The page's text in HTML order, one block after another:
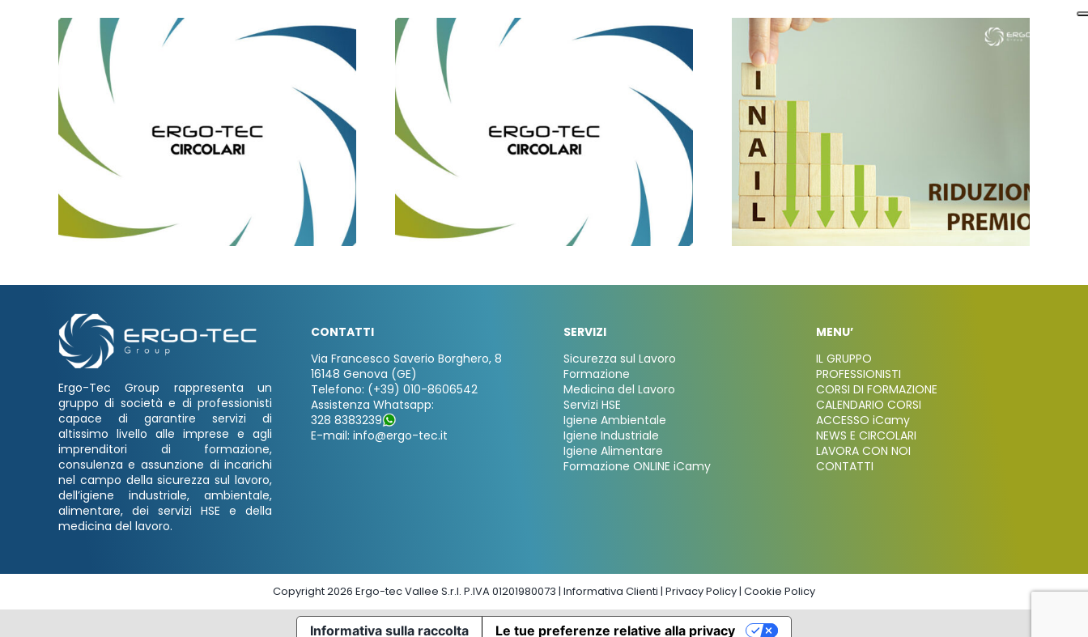
Ergo-Tec Group rappresenta un
gruppo di società e di professionisti
capace di garantire servizi di
altissimo livello alle imprese e agli
imprenditori di formazione,
consulenza e assunzione di incarichi
nel campo della sicurezza sul lavoro,
dell’igiene industriale, ambientale,
alimentare, dei servizi HSE e della
medicina del lavoro.
CONTATTI
Via Francesco Saverio Borghero, 8
16148 Genova (GE)
Telefono: (+39) 010-8606542
Assistenza Whatsapp:
328 8383239
E-mail: info@ergo-tec.it
SERVIZI
Sicurezza sul Lavoro
Formazione
Medicina del Lavoro
Servizi HSE
Igiene Ambientale
Igiene Industriale
Igiene Alimentare
Formazione ONLINE iCamy
MENU’
IL GRUPPO
PROFESSIONISTI
CORSI DI FORMAZIONE
CALENDARIO CORSI
ACCESSO iCamy
NEWS E CIRCOLARI
LAVORA CON NOI
CONTATTI
Copyright 2026 Ergo-tec Vallee S.r.l. P.IVA 01201980073 | Informativa Clienti | Privacy Policy| Cookie Policy
Informativa sulla raccolta Le tue preferenze relative alla privacy